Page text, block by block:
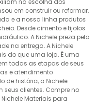
em construir ou reformar,
e a nossa linha produtos
Desde cimento e tijolos
A Nichele preza pela
na entrega. A Nichele
do que uma loja. É uma
todas as etapas de seus
e atendimento
de história, a Nichele
clientes. Compre no
Materiais para